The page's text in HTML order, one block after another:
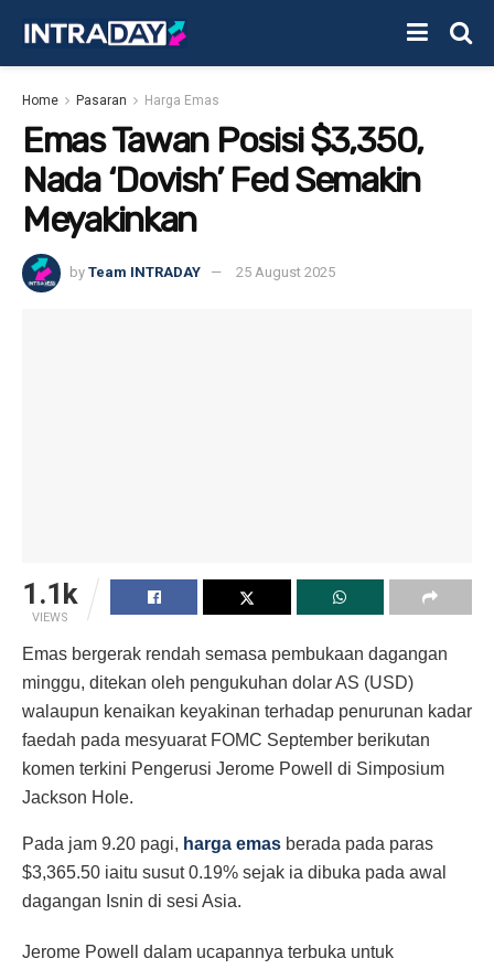
Home Pasaran Harga Emas
Emas Tawan Posisi $3,350,
Nada ‘Dovish’ Fed Semakin
Meyakinkan
by Team INTRADAY 25 August 2025
1.1k
VIEWS
Emas bergerak rendah semasa pembukaan dagangan
minggu, ditekan oleh pengukuhan dolar AS (USD)
walaupun kenaikan keyakinan terhadap penurunan kadar
faedah pada mesyuarat FOMC September berikutan
komen terkini Pengerusi Jerome Powell di Simposium
Jackson Hole.
Pada jam 9.20 pagi, harga emas berada pada paras
$3,365.50 iaitu susut 0.19% sejak ia dibuka pada awal
dagangan Isnin di sesi Asia.
Jerome Powell dalam ucapannya terbuka untuk